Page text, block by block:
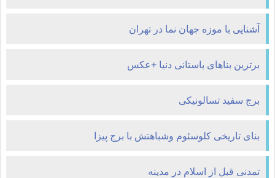
آشنایی با موزه جهان نما در تهران
برترین بناهای باستانی دنیا +عکس
برج سفید تسالونیکی
بنای تاریخی کلوسئوم وشباهتش با برج پیزا
تمدنی قبل از اسلام در مدینه